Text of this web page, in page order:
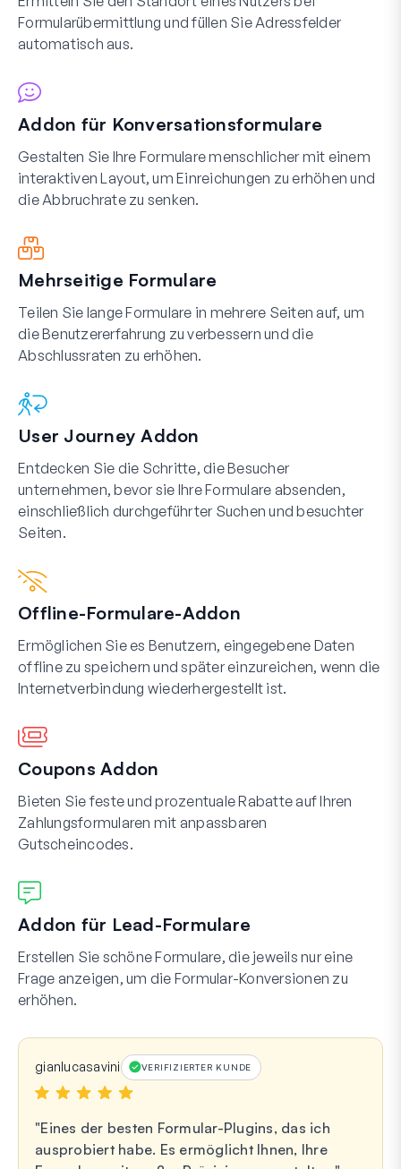
Formularübermittlung und füllen Sie Adressfelder
automatisch aus.
Addon für Konversationsformulare
Gestalten Sie Ihre Formulare menschlicher mit einem
interaktiven Layout, um Einreichungen zu erhöhen und
die Abbruchrate zu senken.
Mehrseitige Formulare
Teilen Sie lange Formulare in mehrere Seiten auf, um
die Benutzererfahrung zu verbessern und die
Abschlussraten zu erhöhen.
User Journey Addon
Entdecken Sie die Schritte, die Besucher
unternehmen, bevor sie Ihre Formulare absenden,
einschließlich durchgeführter Suchen und besuchter
Seiten.
Offline-Formulare-Addon
Ermöglichen Sie es Benutzern, eingegebene Daten
offline zu speichern und später einzureichen, wenn die
Internetverbindung wiederhergestellt ist.
Coupons Addon
Bieten Sie feste und prozentuale Rabatte auf Ihren
Zahlungsformularen mit anpassbaren
Gutscheincodes.
Addon für Lead-Formulare
Erstellen Sie schöne Formulare, die jeweils nur eine
Frage anzeigen, um die Formular-Konversionen zu
erhöhen.
gianlucasavini VERIFIZIERTER KUNDE
Eines der besten Formular-Plugins, das ich
ausprobiert habe. Es ermöglicht Ihnen, Ihre